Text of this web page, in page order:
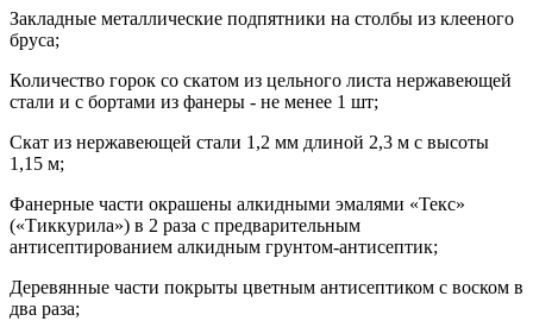
Закладные металлические подпятники на столбы из клееного
бруса;
Количество горок со скатом из цельного листа нержавеющей
стали и с бортами из фанеры - не менее 1 шт;
Скат из нержавеющей стали 1,2 мм длиной 2,3 м с высоты
1,15 м;
Фанерные части окрашены алкидными эмалями «Текс»
(«Тиккурила») в 2 раза с предварительным
антисептированием алкидным грунтом-антисептик;
Деревянные части покрыты цветным антисептиком с воском в
два раза;